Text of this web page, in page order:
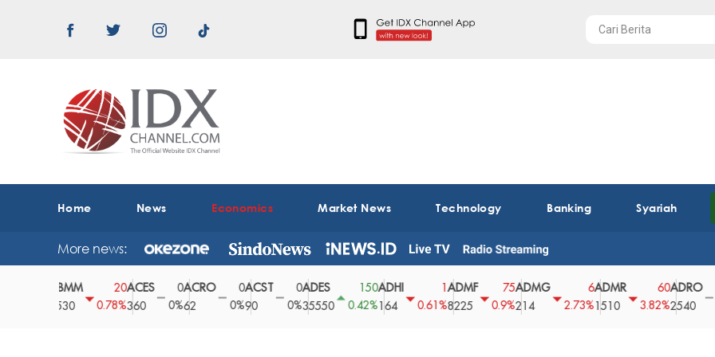
Home News Economics Market News Technology Banking Syariah
More news:
0.78%
ACES
360
0
0%
ACRO
0ACST
0
0%
ADES
35550
150
0.42%
ADHI
164
0.61%
ADMF
8225
75
0.9%
ADMG
214
2.73%
ADMR
1510
3.82%
ADRO
2540
0
0%